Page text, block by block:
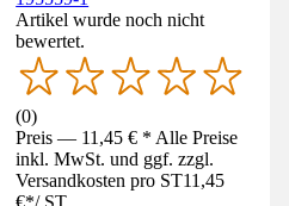
Artikel wurde noch nicht
bewertet.
(0)
Preis — 11,45 € * Alle Preise
inkl. MwSt. und ggf. zzgl.
Versandkosten pro ST11,45
€*/ ST